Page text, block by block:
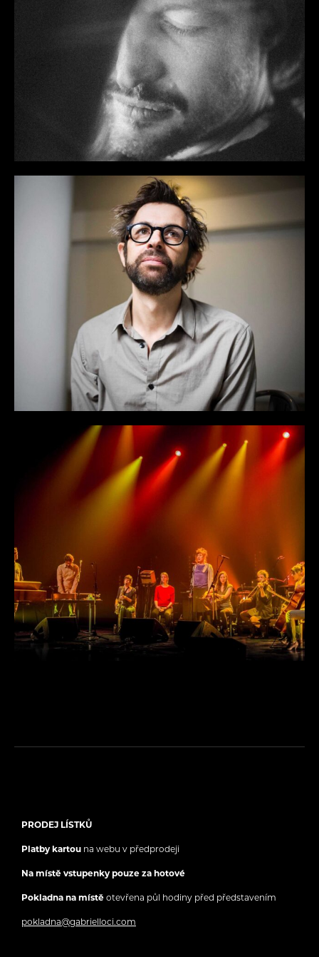
PRODEJ LÍSTKŮ
Platby kartou na webu v předprodeji
Na místě vstupenky pouze za hotové
Pokladna na místě otevřena půl hodiny před představením
pokladna@gabrielloci.com